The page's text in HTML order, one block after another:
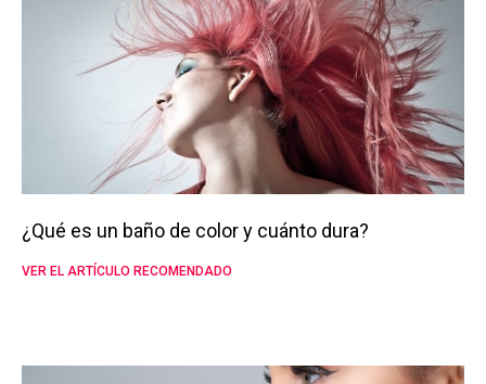
¿Qué es un baño de color y cuánto dura?
VER EL ARTÍCULO RECOMENDADO